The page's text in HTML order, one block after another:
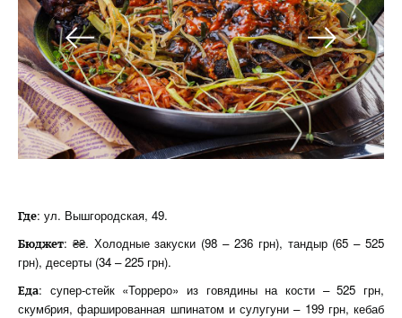
Где: ул. Вышгородская, 49.
Бюджет: ₴₴. Холодные закуски (98 – 236 грн), тандыр (65 – 525
грн), десерты (34 – 225 грн).
Еда: супер-стейк «Торреро» из говядины на кости – 525 грн,
скумбрия, фаршированная шпинатом и сулугуни – 199 грн, кебаб